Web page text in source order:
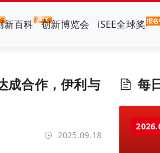
新百科 创新博览会 iSEE全球奖
成合作，伊利与
2025.09.18
每